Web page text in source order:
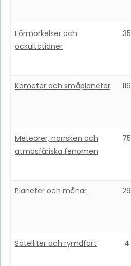
Förmörkelser och
ockultationer
35
Kometer och småplaneter 116
Meteorer, norrsken och
atmosfäriska fenomen
75
Planeter och månar 29
Satelliter och rymdfart 4